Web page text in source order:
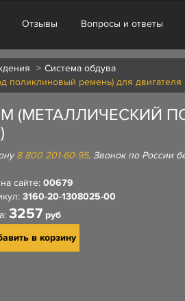
Отзывы Вопросы и ответы
Система обдува
поликлиновый ремень) для двигателя
(МЕТАЛЛИЧЕСКИЙ
8 800 201-60-95. Звонок по России
сайте: 00679
3160-20-1308025-00
3257 руб
в корзину